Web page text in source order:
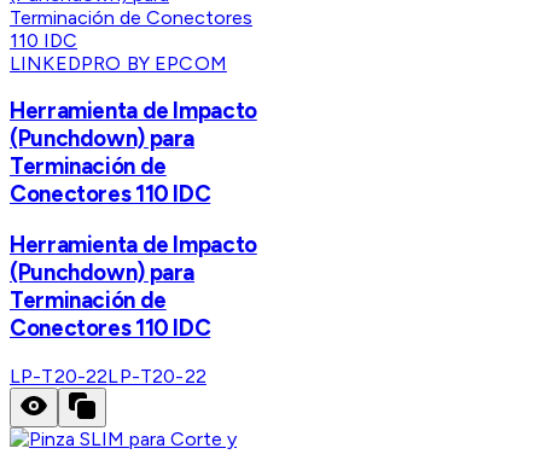
LINKEDPRO BY EPCOM
Herramienta de Impacto
(Punchdown) para
Terminación de
Conectores 110 IDC
Herramienta de Impacto
(Punchdown) para
Terminación de
Conectores 110 IDC
LP-T20-22LP-T20-22